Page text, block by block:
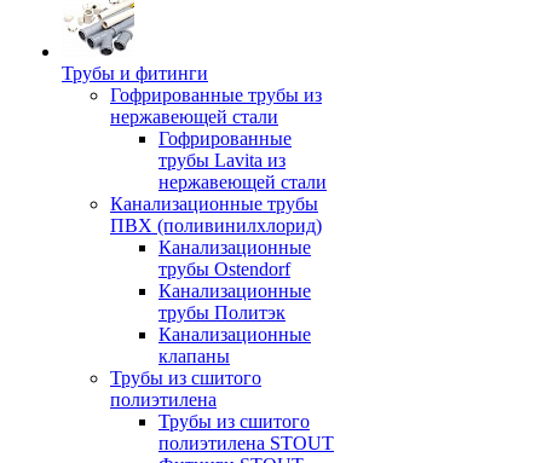
Трубы и фитинги
Гофрированные трубы из
нержавеющей стали
Гофрированные
трубы Lavita из
нержавеющей стали
Канализационные трубы
ПВХ (поливинилхлорид)
Канализационные
трубы Ostendorf
Канализационные
трубы Политэк
Канализационные
клапаны
Трубы из сшитого
полиэтилена
Трубы из сшитого
полиэтилена STOUT